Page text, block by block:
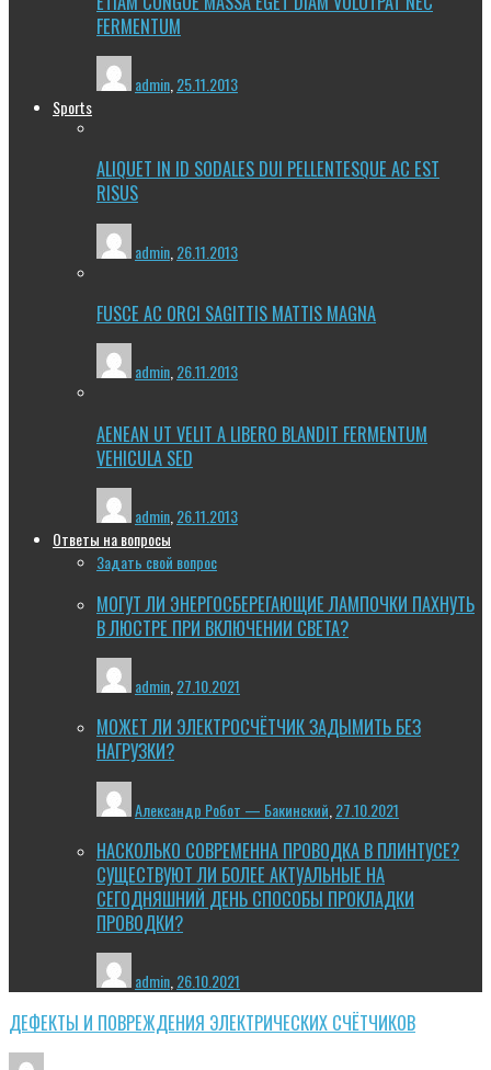
FERMENTUM
admin 25.11.2013
Sports
ALIQUET IN ID SODALES DUI PELLENTESQUE AC EST
RISUS
admin 26.11.2013
FUSCE AC ORCI SAGITTIS MATTIS MAGNA
admin,26.11.2013
AENEAN UT VELIT A LIBERO BLANDIT FERMENTUM
VEHICULA SED
admin 26.11.2013
Ответы на вопросы
Задать свой вопрос
МОГУТ ЛИ ЭНЕРГОСБЕРЕГАЮЩИЕ ЛАМПОЧКИ ПАХНУТЬ
В ЛЮСТРЕ ПРИ ВКЛЮЧЕНИИ СВЕТА?
admin 27.10.2021
МОЖЕТ ЛИ ЭЛЕКТРОСЧЁТЧИК ЗАДЫМИТЬ БЕЗ
НАГРУЗКИ?
Александр Робот — Бакинский 27.10.2021
НАСКОЛЬКО СОВРЕМЕННА ПРОВОДКА В ПЛИНТУСЕ?
СУЩЕСТВУЮТ ЛИ БОЛЕЕ АКТУАЛЬНЫЕ НА
СЕГОДНЯШНИЙ ДЕНЬ СПОСОБЫ ПРОКЛАДКИ
ПРОВОДКИ?
admin,26.10.2021
ДЕФЕКТЫ И ПОВРЕЖДЕНИЯ ЭЛЕКТРИЧЕСКИХ СЧЁТЧИКОВ